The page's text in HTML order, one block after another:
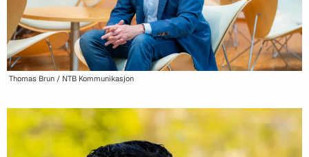
Thomas Brun / NTB Kommunikasjon